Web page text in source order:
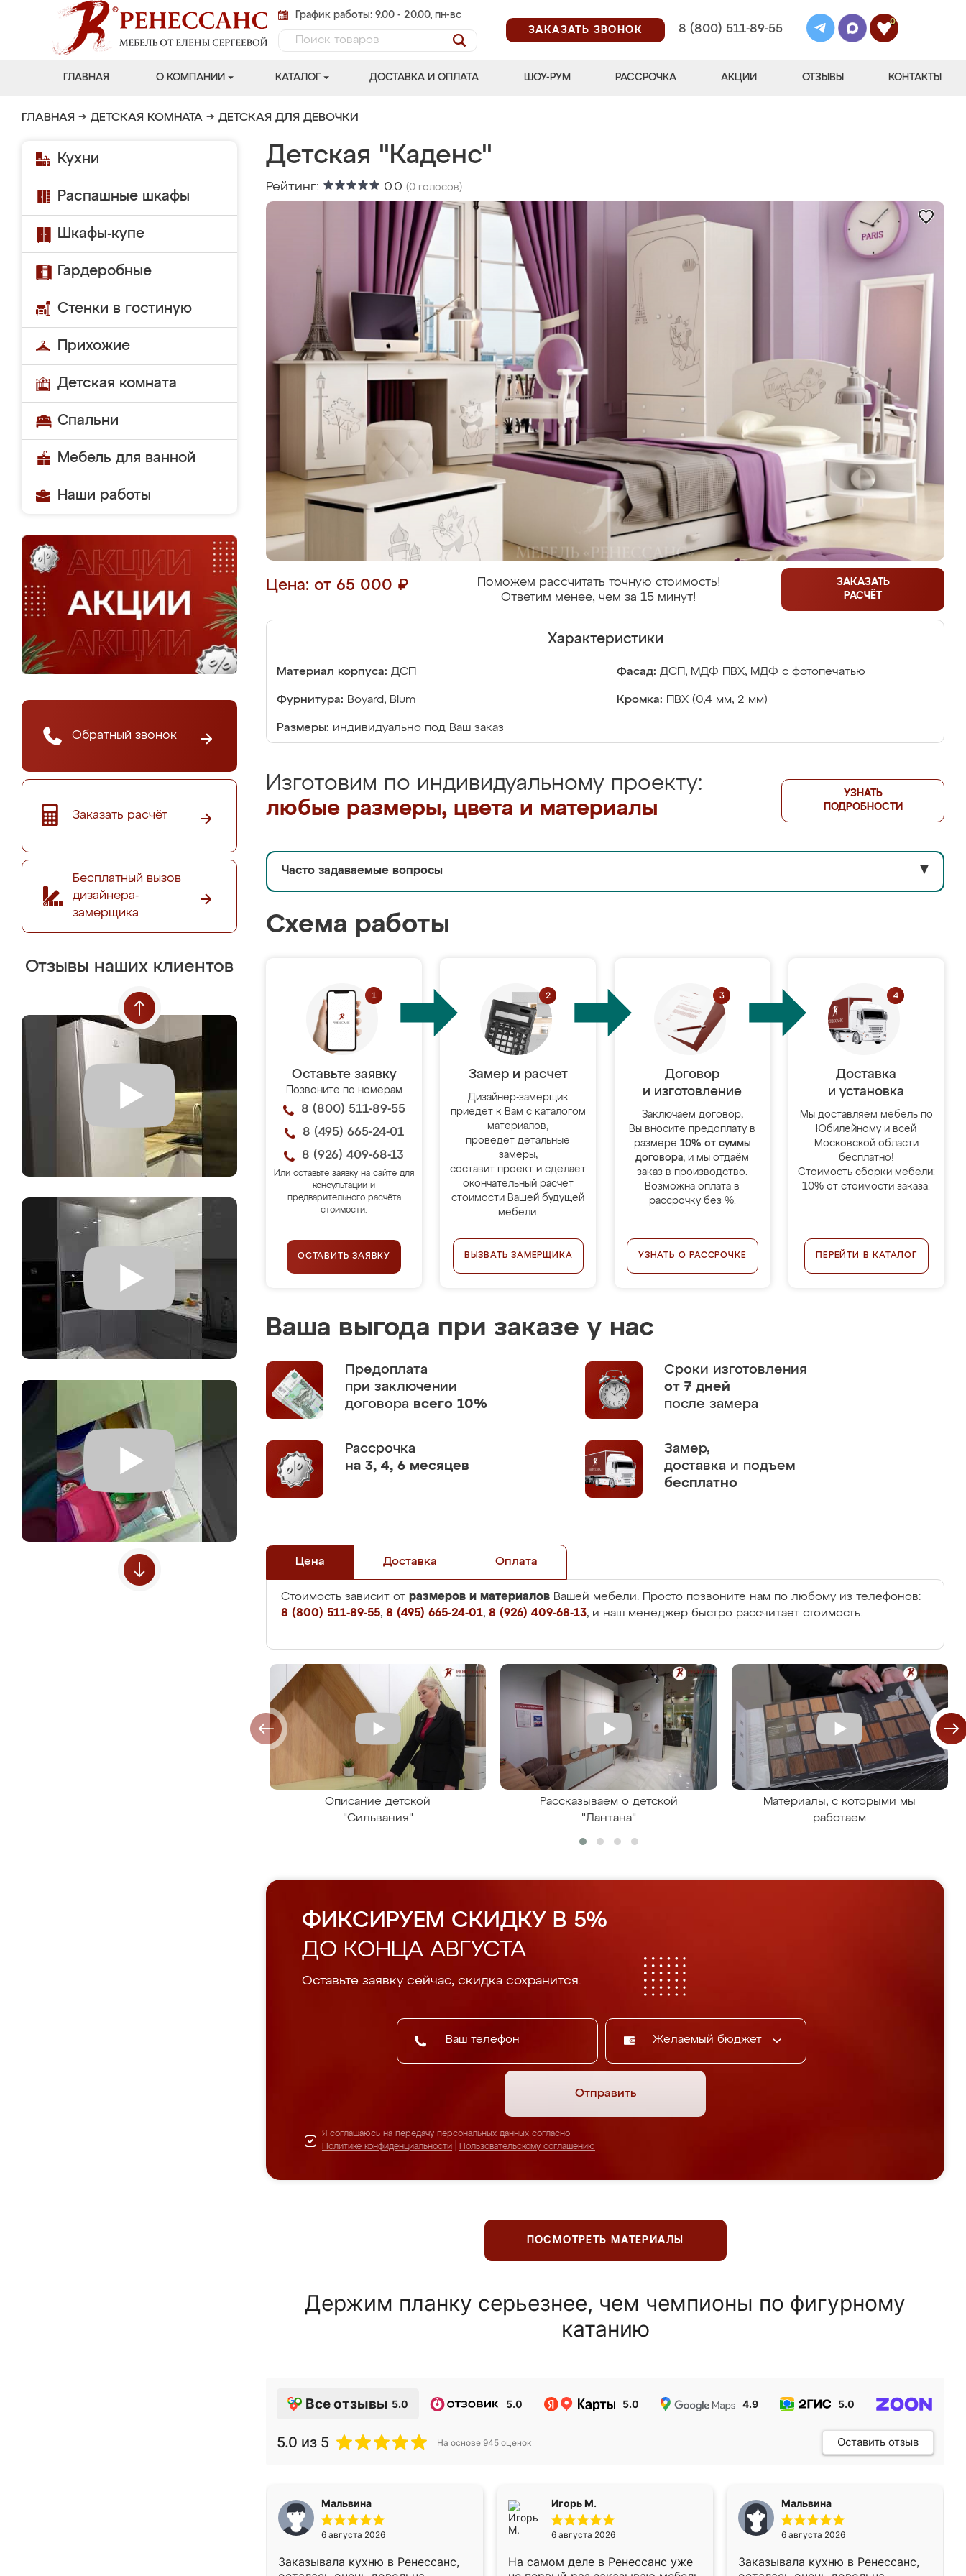
График работы: 9.00 - 20.00, пн-вс
ЗАКАЗАТЬ ЗВОНОК
8 (800) 511-89-55
0
ГЛАВНАЯ О КОМПАНИИ КАТАЛОГ ДОСТАВКА И ОПЛАТА ШОУ-РУМ РАССРОЧКА АКЦИИ ОТЗЫВЫ КОНТАКТЫ
ГЛАВНАЯ → ДЕТСКАЯ КОМНАТА → ДЕТСКАЯ ДЛЯ ДЕВОЧКИ
Кухни
Распашные шкафы
Шкафы-купе
Гардеробные
Стенки в гостиную
Прихожие
Детская комната
Спальни
Мебель для ванной
Наши работы
Обратный звонок
Заказать расчёт
Бесплатный вызов
дизайнера-
замерщика
Отзывы наших клиентов
Детская "Каденс"
Рейтинг: 0.0 (0 голосов)
Цена: от 65 000 ₽
Поможем рассчитать точную стоимость!
Ответим менее, чем за 15 минут!
ЗАКАЗАТЬ
РАСЧЁТ
Характеристики
Материал корпуса: ДСП Фасад: ДСП, МДФ ПВХ, МДФ с фотопечатью
Фурнитура: Boyard, Blum Кромка: ПВХ (0,4 мм, 2 мм)
Размеры: индивидуально под Ваш заказ
Изготовим по индивидуальному проекту:
любые размеры, цвета и материалы
УЗНАТЬ
ПОДРОБНОСТИ
Часто задаваемые вопросы ▼
Схема работы
Оставьте заявку
Позвоните по номерам
8 (800) 511-89-55
8 (495) 665-24-01
8 (926) 409-68-13
Или оставьте заявку на сайте для
консультации и
предварительного расчёта
стоимости.
ОСТАВИТЬ ЗАЯВКУ
Замер и расчет
Дизайнер-замерщик
приедет к Вам с каталогом
материалов,
проведёт детальные
замеры,
составит проект и сделает
окончательный расчёт
стоимости Вашей будущей
мебели.
ВЫЗВАТЬ ЗАМЕРЩИКА
Договор
и изготовление
Заключаем договор,
Вы вносите предоплату в
размере 10% от суммы
договора, и мы отдаём
заказ в производство.
Возможна оплата в
рассрочку без %.
УЗНАТЬ О РАССРОЧКЕ
Доставка
и установка
Мы доставляем мебель по
Юбилейному и всей
Московской области
бесплатно!
Стоимость сборки мебели:
10% от стоимости заказа.
ПЕРЕЙТИ В КАТАЛОГ
Ваша выгода при заказе у нас
Предоплата
при заключении
договора всего 10%
Сроки изготовления
от 7 дней
после замера
Рассрочка
на 3, 4, 6 месяцев
Замер,
доставка и подъем
бесплатно
Цена Доставка Оплата
Стоимость зависит от размеров и материалов Вашей мебели. Просто позвоните нам по любому из телефонов:
8 (800) 511-89-55, 8 (495) 665-24-01, 8 (926) 409-68-13, и наш менеджер быстро рассчитает стоимость.
Описание детской
"Сильвания"
Рассказываем о детской
"Лантана"
Материалы, с которыми мы
работаем
ФИКСИРУЕМ СКИДКУ В 5%
ДО КОНЦА АВГУСТА
Оставьте заявку сейчас, скидка сохранится.
Желаемый бюджет
Отправить
Я соглашаюсь на передачу персональных данных согласно
Политике конфиденциальности
Пользовательскому соглашению
ПОСМОТРЕТЬ МАТЕРИАЛЫ
Держим планку серьезнее, чем чемпионы по фигурному
катанию
Все отзывы 5.0 5.0 5.0 4.9 5.0
5.0 из 5 На основе 945 оценок Оставить отзыв
Мальвина
6 августа 2026
Заказывала кухню в Ренессанс,
Игорь М.
6 августа 2026
На самом деле в Ренессанс уже
Мальвина
6 августа 2026
Заказывала кухню в Ренессанс,